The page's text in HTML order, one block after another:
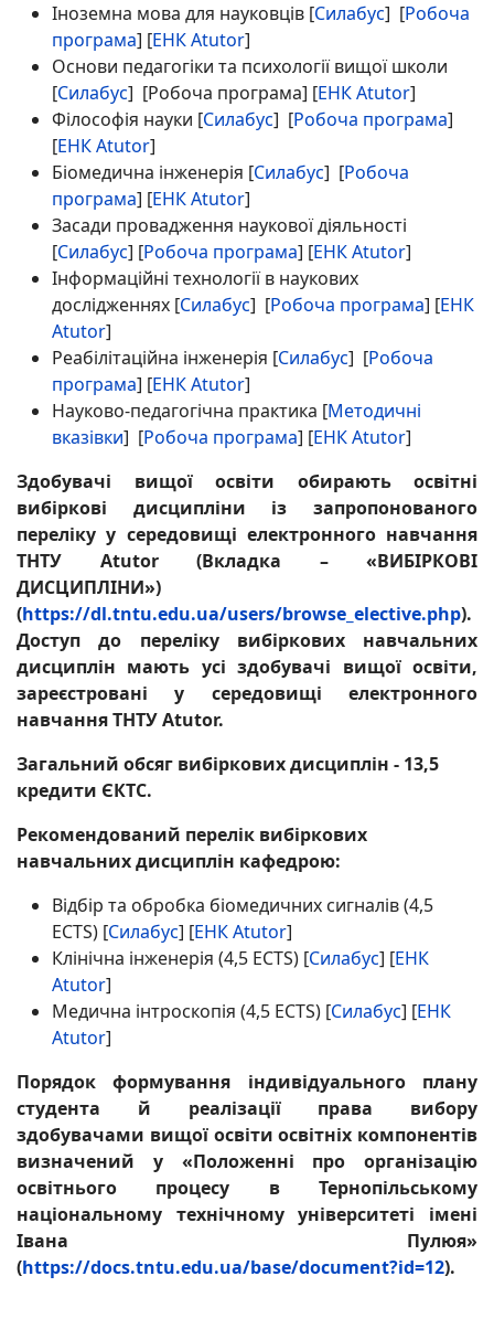
Іноземна мова для науковців [Силабус] [Робоча
програма] [ЕНК Atutor]
Основи педагогіки та психології вищої школи
[Силабус] [Робоча програма] [ЕНК Atutor]
Філософія науки [Силабус] [Робоча програма]
[ЕНК Atutor]
Біомедична інженерія [Силабус] [Робоча
програма] [ЕНК Atutor]
Засади провадження наукової діяльності
[Силабус] [Робоча програма] [ЕНК Atutor]
Інформаційні технології в наукових
дослідженнях [Силабус] [Робоча програма] [ЕНК
Atutor]
Реабілітаційна інженерія [Силабус] [Робоча
програма] [ЕНК Atutor]
Науково-педагогічна практика [Методичні
вказівки] [Робоча програма] [ЕНК Atutor]
Здобувачі вищої освіти обирають освітні
вибіркові дисципліни із запропонованого
переліку у середовищі електронного навчання
ТНТУ Atutor (Вкладка – «ВИБІРКОВІ
ДИСЦИПЛІНИ»)
(https://dl.tntu.edu.ua/users/browse_elective.php).
Доступ до переліку вибіркових навчальних
дисциплін мають усі здобувачі вищої освіти,
зареєстровані у середовищі електронного
навчання ТНТУ Atutor.
Загальний обсяг вибіркових дисциплін - 13,5
кредити ЄКТС.
Рекомендований перелік вибіркових
навчальних дисциплін кафедрою:
Відбір та обробка біомедичних сигналів (4,5
ECTS) [Силабус] [ЕНК Atutor]
Клінічна інженерія (4,5 ECTS) [Силабус] [ЕНК
Atutor]
Медична інтроскопія (4,5 ECTS) [Силабус] [ЕНК
Atutor]
Порядок формування індивідуального плану
студента й реалізації права вибору
здобувачами вищої освіти освітніх компонентів
визначений у «Положенні про організацію
освітнього процесу в Тернопільському
національному технічному університеті імені
Івана Пулюя»
(https://docs.tntu.edu.ua/base/document?id=12).